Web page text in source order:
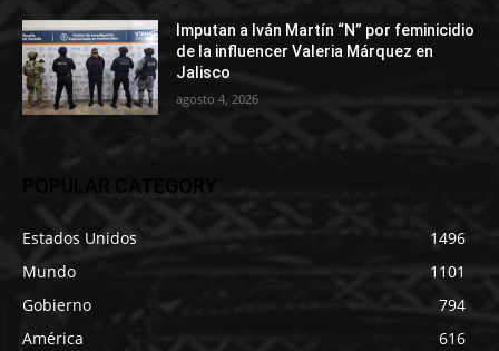
Imputan a Iván Martín “N” por feminicidio
de la influencer Valeria Márquez en
Jalisco
agosto 4, 2026
POPULAR CATEGORY
Estados Unidos
1496
Mundo
1101
Gobierno
794
América
616